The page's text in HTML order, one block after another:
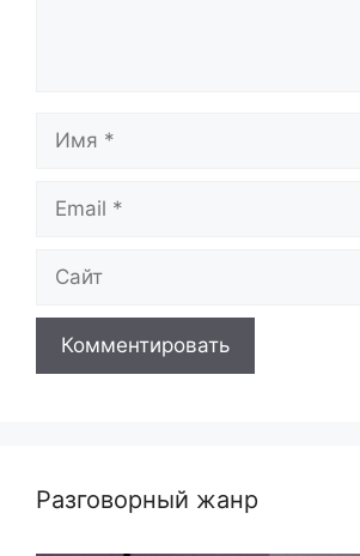
Имя
Email
Сайт
Разговорный жанр